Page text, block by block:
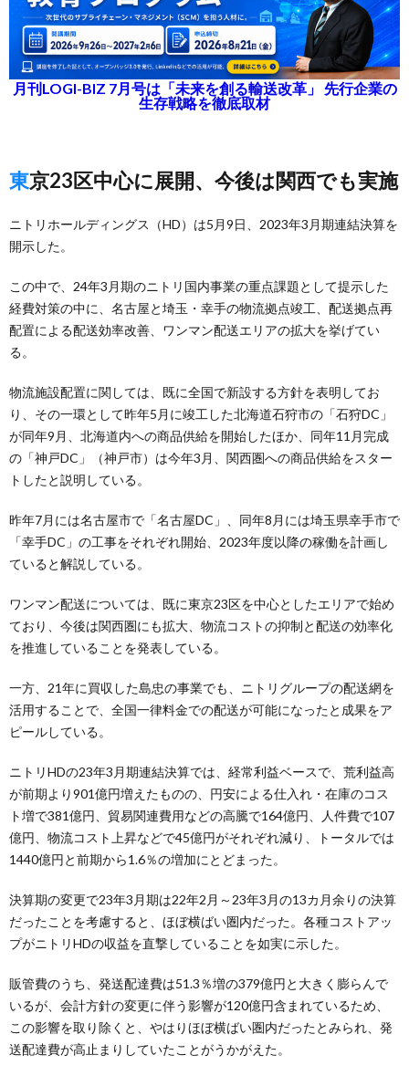
月刊LOGI-BIZ 7月号は「未来を創る輸送改革」 先行企業の
生存戦略を徹底取材
東京23区中心に展開、今後は関西でも実施
ニトリホールディングス（HD）は5月9日、2023年3月期連結決算を
開示した。
この中で、24年3月期のニトリ国内事業の重点課題として提示した
経費対策の中に、名古屋と埼玉・幸手の物流拠点竣工、配送拠点再
配置による配送効率改善、ワンマン配送エリアの拡大を挙げてい
る。
物流施設配置に関しては、既に全国で新設する方針を表明してお
り、その一環として昨年5月に竣工した北海道石狩市の「石狩DC」
が同年9月、北海道内への商品供給を開始したほか、同年11月完成
の「神戸DC」（神戸市）は今年3月、関西圏への商品供給をスター
トしたと説明している。
昨年7月には名古屋市で「名古屋DC」、同年8月には埼玉県幸手市で
「幸手DC」の工事をそれぞれ開始、2023年度以降の稼働を計画し
ていると解説している。
ワンマン配送については、既に東京23区を中心としたエリアで始め
ており、今後は関西圏にも拡大、物流コストの抑制と配送の効率化
を推進していることを発表している。
一方、21年に買収した島忠の事業でも、ニトリグループの配送網を
活用することで、全国一律料金での配送が可能になったと成果をア
ピールしている。
ニトリHDの23年3月期連結決算では、経常利益ベースで、荒利益高
が前期より901億円増えたものの、円安による仕入れ・在庫のコス
ト増で381億円、貿易関連費用などの高騰で164億円、人件費で107
億円、物流コスト上昇などで45億円がそれぞれ減り、トータルでは
1440億円と前期から1.6％の増加にとどまった。
決算期の変更で23年3月期は22年2月～23年3月の13カ月余りの決算
だったことを考慮すると、ほぼ横ばい圏内だった。各種コストアッ
プがニトリHDの収益を直撃していることを如実に示した。
販管費のうち、発送配達費は51.3％増の379億円と大きく膨らんで
いるが、会計方針の変更に伴う影響が120億円含まれているため、
この影響を取り除くと、やはりほぼ横ばい圏内だったとみられ、発
送配達費が高止まりしていたことがうかがえた。